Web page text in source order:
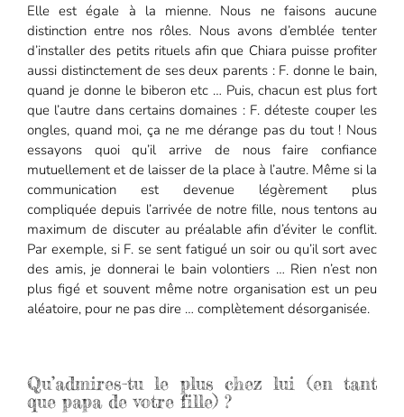
Elle est égale à la mienne. Nous ne faisons aucune
distinction entre nos rôles. Nous avons d’emblée tenter
d’installer des petits rituels afin que Chiara puisse profiter
aussi distinctement de ses deux parents : F. donne le bain,
quand je donne le biberon etc … Puis, chacun est plus fort
que l’autre dans certains domaines : F. déteste couper les
ongles, quand moi, ça ne me dérange pas du tout ! Nous
essayons quoi qu’il arrive de nous faire confiance
mutuellement et de laisser de la place à l’autre. Même si la
communication est devenue légèrement plus
compliquée depuis l’arrivée de notre fille, nous tentons au
maximum de discuter au préalable afin d’éviter le conflit.
Par exemple, si F. se sent fatigué un soir ou qu’il sort avec
des amis, je donnerai le bain volontiers … Rien n’est non
plus figé et souvent même notre organisation est un peu
aléatoire, pour ne pas dire … complètement désorganisée.
Qu’admires-tu le plus chez lui (en tant
que papa de votre fille) ?